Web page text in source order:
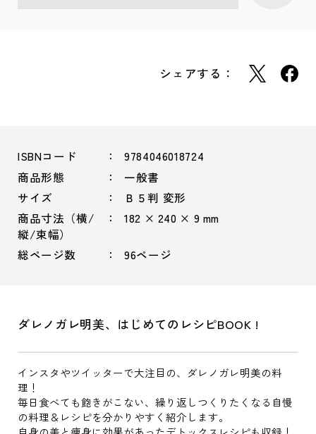
シェアする：
ISBNコード
9784046018724
商品形態
一般書
サイズ
Ｂ５判 変形
商品寸法（横/
縦/束幅）
182 × 240 × 9 mm
総ページ数 96ページ
ダレノガレ明美、はじめてのレシピBOOK !
インスタやツイッターで大注目の、ダレノガレ明美の料
理！
毎日食べても飽きがこない、繰り返しつくりたくなる自慢
の料理＆レシピを分かりやすく紹介します。